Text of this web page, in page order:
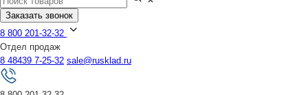
Заказать звонок
8 800 201-32-32
Отдел продаж
8 48439 7-25-32 sale@rusklad.ru